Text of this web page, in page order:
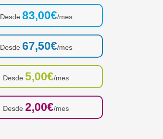
Desde 83,00€/mes
Desde 67,50€/mes
Desde 5,00€/mes
Desde 2,00€/mes